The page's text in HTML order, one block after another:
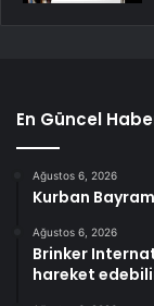
En Güncel
Ağustos 6, 2026
Kurban
Ağustos 6, 2026
Brinker
hareket